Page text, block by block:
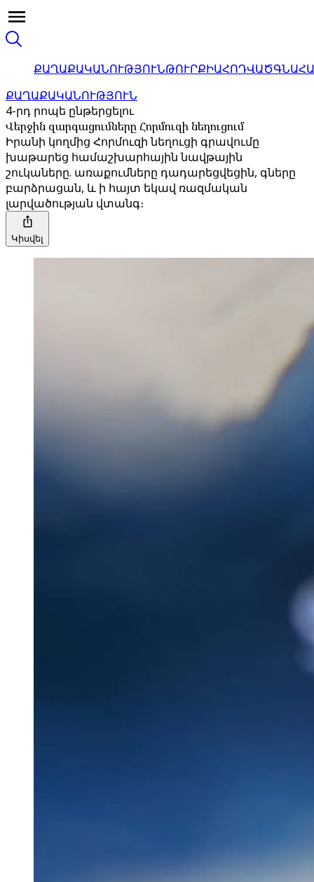
ՔԱՂԱՔԱԿԱՆՈՒԹՅՈՒՆԹՈՒՐՔԻԱՀՈԴՎԱԾ
ՔԱՂԱՔԱԿԱՆՈՒԹՅՈՒՆ
4-րդ րոպե ընթերցելու
Վերջին զարգացումները Հորմուզի նեղուցում
Իրանի կողմից Հորմուզի նեղուցի գրավումը
խաթարեց համաշխարհային նավթային
շուկաները. առաքումները դադարեցվեցին, գները
բարձրացան, և ի հայտ եկավ ռազմական
լարվածության վտանգ։
Կիսվել